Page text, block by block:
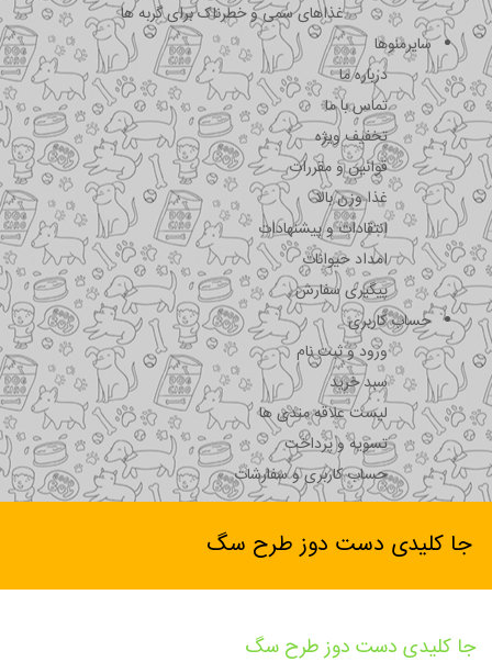
غذاهای سمی و خطرناک برای گربه ها
سایرمنوها
درباره ما
تماس با ما
تخفیف ویژه
قوانین و مقررات
غذا وزن بالا
انتقادات و پیشنهادات
امداد حیوانات
پیگیری سفارش
حساب کاربری
ورود و ثبت نام
سبد خرید
لیست علاقه مندی ها
تسویه و پرداخت
حساب کاربری و سفارشات
جا کلیدی دست دوز طرح سگ
جا کلیدی دست دوز طرح سگ